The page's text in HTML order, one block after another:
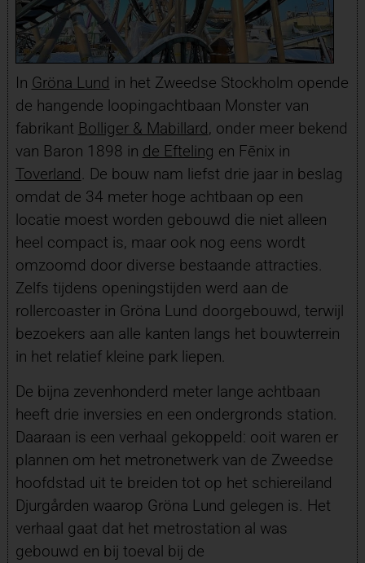
In Gröna Lund in het Zweedse Stockholm opende
de hangende loopingachtbaan Monster van
fabrikant Bolliger & Mabillard, onder meer bekend
van Baron 1898 in de Efteling en Fēnix in
Toverland. De bouw nam liefst drie jaar in beslag
omdat de 34 meter hoge achtbaan op een
locatie moest worden gebouwd die niet alleen
heel compact is, maar ook nog eens wordt
omzoomd door diverse bestaande attracties.
Zelfs tijdens openingstijden werd aan de
rollercoaster in Gröna Lund doorgebouwd, terwijl
bezoekers aan alle kanten langs het bouwterrein
in het relatief kleine park liepen.
De bijna zevenhonderd meter lange achtbaan
heeft drie inversies en een ondergronds station.
Daaraan is een verhaal gekoppeld: ooit waren er
plannen om het metronetwerk van de Zweedse
hoofdstad uit te breiden tot op het schiereiland
Djurgården waarop Gröna Lund gelegen is. Het
verhaal gaat dat het metrostation al was
gebouwd en bij toeval bij de